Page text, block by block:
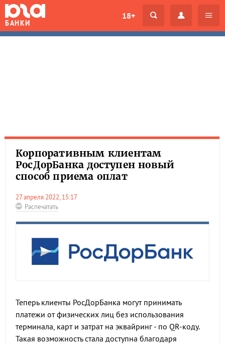
БАНКИ
18+
Корпоративным клиентам
РосДорБанка доступен новый
способ приема оплат
27 апреля 2022, 15:17
Распечатать
Теперь клиенты РосДорБанка могут принимать
платежи от физических лиц без использования
терминала, карт и затрат на эквайринг - по QR-коду.
Такая возможность стала доступна благодаря